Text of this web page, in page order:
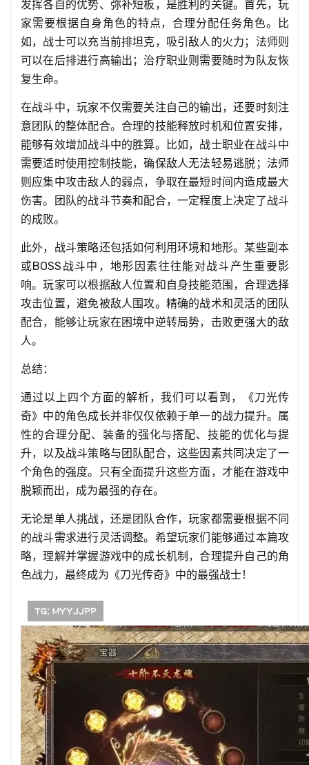
发挥各自的优势、弥补短板，是胜利的关键。首先，玩
家需要根据自身角色的特点，合理分配任务角色。比
如，战士可以充当前排坦克，吸引敌人的火力；法师则
可以在后排进行高输出；治疗职业则需要随时为队友恢
复生命。
在战斗中，玩家不仅需要关注自己的输出，还要时刻注
意团队的整体配合。合理的技能释放时机和位置安排，
能够有效增加战斗中的胜算。比如，战士职业在战斗中
需要适时使用控制技能，确保敌人无法轻易逃脱；法师
则应集中攻击敌人的弱点，争取在最短时间内造成最大
伤害。团队的战斗节奏和配合，一定程度上决定了战斗
的成败。
此外，战斗策略还包括如何利用环境和地形。某些副本
或BOSS战斗中，地形因素往往能对战斗产生重要影
响。玩家可以根据敌人位置和自身技能范围，合理选择
攻击位置，避免被敌人围攻。精确的战术和灵活的团队
配合，能够让玩家在困境中逆转局势，击败更强大的敌
人。
总结：
通过以上四个方面的解析，我们可以看到，《刀光传
奇》中的角色成长并非仅仅依赖于单一的战力提升。属
性的合理分配、装备的强化与搭配、技能的优化与提
升，以及战斗策略与团队配合，这些因素共同决定了一
个角色的强度。只有全面提升这些方面，才能在游戏中
脱颖而出，成为最强的存在。
无论是单人挑战，还是团队合作，玩家都需要根据不同
的战斗需求进行灵活调整。希望玩家们能够通过本篇攻
略，理解并掌握游戏中的成长机制，合理提升自己的角
色战力，最终成为《刀光传奇》中的最强战士！